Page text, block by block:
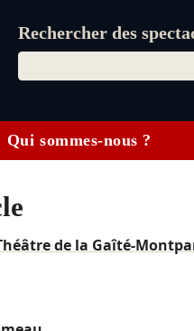
Rechercher des
Qui sommes-nous ?
de la Gaîté-